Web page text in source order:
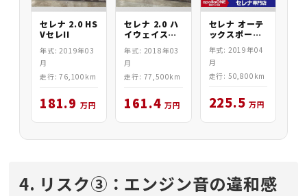
セレナ 2.0 HS
VセレII
年式: 2019年03
月
走行: 76,100km
181.9 万円
セレナ 2.0 ハ
イウェイスタ
年式: 2018年03
月
走行: 77,500km
161.4 万円
セレナ オーテ
ックスポーツ
ス
年式: 2019年04
月
走行: 50,800km
225.5 万円
4. リスク③：エンジン音の違和感